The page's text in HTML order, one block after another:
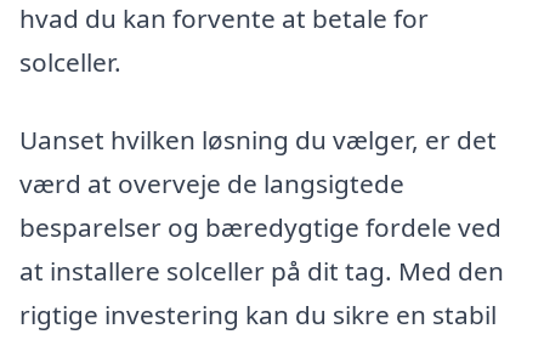
hvad du kan forvente at betale for
solceller.
Uanset hvilken løsning du vælger, er det
værd at overveje de langsigtede
besparelser og bæredygtige fordele ved
at installere solceller på dit tag. Med den
rigtige investering kan du sikre en stabil